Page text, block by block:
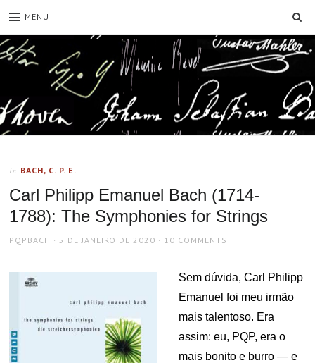
MENU
In BACH, C. P. E.
Carl Philipp Emanuel Bach (1714-
1788): The Symphonies for Strings
AUTHOR
PQPBACH
POSTED
5 DE JANEIRO DE 2020 10 COMMENTS
Sem dúvida, Carl Philipp
Emanuel foi meu irmão
mais talentoso. Era
assim: eu, PQP, era o
mais bonito e burro — e